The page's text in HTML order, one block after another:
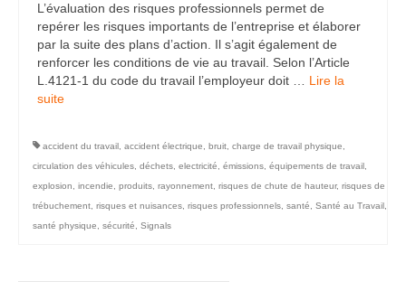
L’évaluation des risques professionnels permet de
repérer les risques importants de l’entreprise et élaborer
par la suite des plans d’action. Il s’agit également de
renforcer les conditions de vie au travail. Selon l’Article
L.4121-1 du code du travail l’employeur doit … Lire la
suite­­
accident du travail accident électrique bruit charge de travail physique
circulation des véhicules déchets electricité émissions équipements de travail
explosion
incendie produits rayonnement risques de chute de hauteur, risques de
trébuchement risques et nuisances risques professionnels santé Santé au Travail
santé physique
sécurité Signals